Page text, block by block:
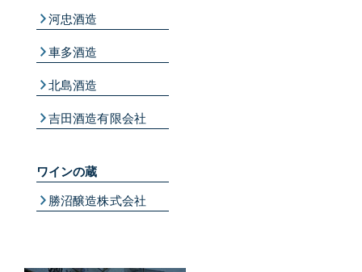
河忠酒造
車多酒造
北島酒造
吉田酒造有限会社
ワインの蔵
勝沼醸造株式会社